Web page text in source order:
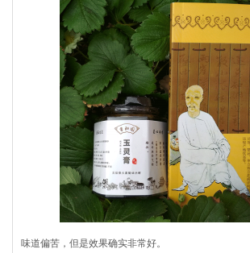
味道偏苦，但是效果确实非常好。